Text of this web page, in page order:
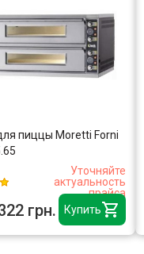
Купить
пиццы Moretti Forni
Уточняйте
актуальность
прайса
грн.